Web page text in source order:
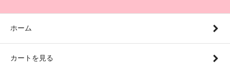
ホーム
カートを見る